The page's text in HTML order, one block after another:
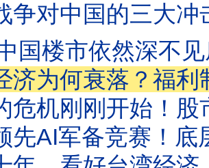
的三大冲击：经济滞涨、外交失败、盟
依然深不见底，抄底者必然血本无
何衰落？福利制度吞噬经济成
开始！股市和黄金上涨不是因为经济增长，
竞赛！底层劳动者成为炮灰！AI时代的全球